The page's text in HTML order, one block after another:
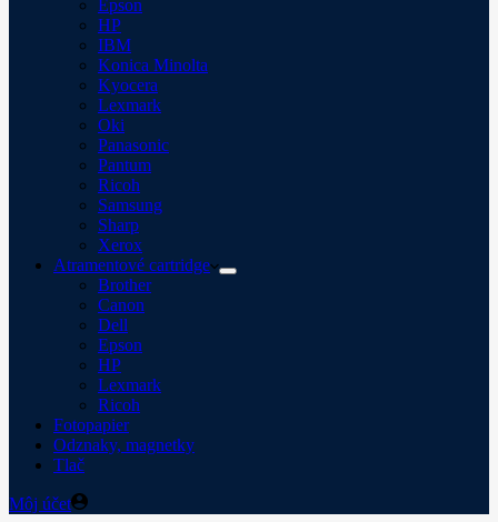
Epson
HP
IBM
Konica Minolta
Kyocera
Lexmark
Oki
Panasonic
Pantum
Ricoh
Samsung
Sharp
Xerox
Atramentové cartridge
Brother
Canon
Dell
Epson
HP
Lexmark
Ricoh
Fotopapier
Odznaky, magnetky
Tlač
Môj účet